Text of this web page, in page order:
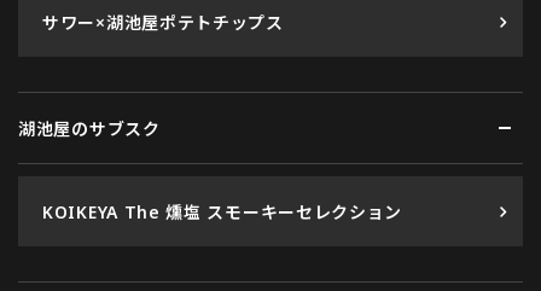
サワー×湖池屋ポテトチップス
湖池屋のサブスク
KOIKEYA The 燻塩 スモーキーセレクション